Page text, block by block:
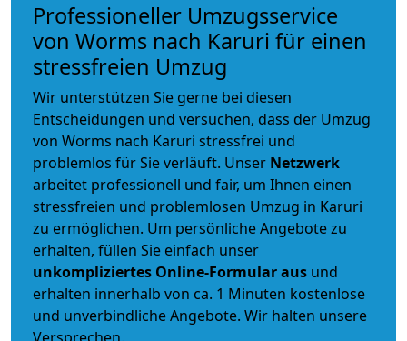
Professioneller Umzugsservice
von Worms nach Karuri für einen
stressfreien Umzug
Wir unterstützen Sie gerne bei diesen
Entscheidungen und versuchen, dass der Umzug
von Worms nach Karuri stressfrei und
problemlos für Sie verläuft. Unser Netzwerk
arbeitet professionell und fair, um Ihnen einen
stressfreien und problemlosen Umzug in Karuri
zu ermöglichen. Um persönliche Angebote zu
erhalten, füllen Sie einfach unser
unkompliziertes Online-Formular aus und
erhalten innerhalb von ca. 1 Minuten kostenlose
und unverbindliche Angebote. Wir halten unsere